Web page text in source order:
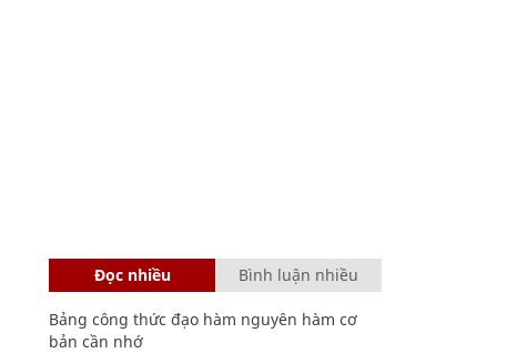
Đọc nhiều Bình luận nhiều
Bảng công thức đạo hàm nguyên hàm cơ
bản cần nhớ